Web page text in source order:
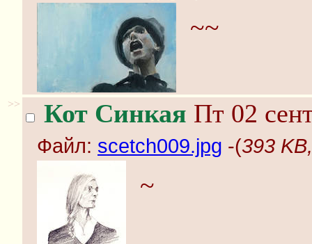
~~
>> Кот Синкая Пт 02
Файл: scetch009.jpg -(393
~